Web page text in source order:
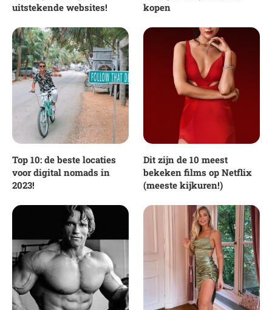
uitstekende websites!
kopen
Top 10: de beste locaties
voor digital nomads in
2023!
Dit zijn de 10 meest
bekeken films op Netflix
(meeste kijkuren!)